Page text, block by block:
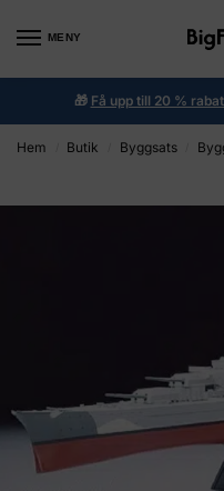
MENY
🎁 Få upp till 20 %
Hem Butik Byggsats